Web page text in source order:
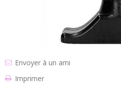
Envoyer à un ami
Imprimer